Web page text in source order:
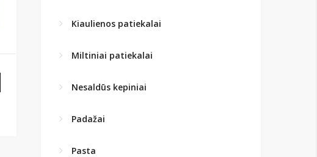
Kiaulienos patiekalai
Miltiniai patiekalai
Nesaldūs kepiniai
Padažai
Pasta